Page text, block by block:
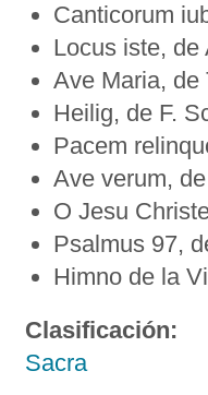
Canticorum
Locus iste, de
Ave Maria, de
Heilig, de F.
Pacem
Ave verum,
O Jesu
Psalmus 97,
Himno de la
Clasificación:
Sacra